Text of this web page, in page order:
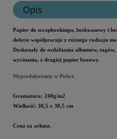
Opis
Papier do scrapbookingu, bezkwasowy i
dobrze współpracuje z różnego rodzaju
Doskonały do ozdabiania albumów,
wycinania, z drugiej papier bazowy.
Wyprodukowany w Polsce.
Gramatura: 240g/m2
Wielkość: 30,5 x 30,5 cm
Cena za arkusz.